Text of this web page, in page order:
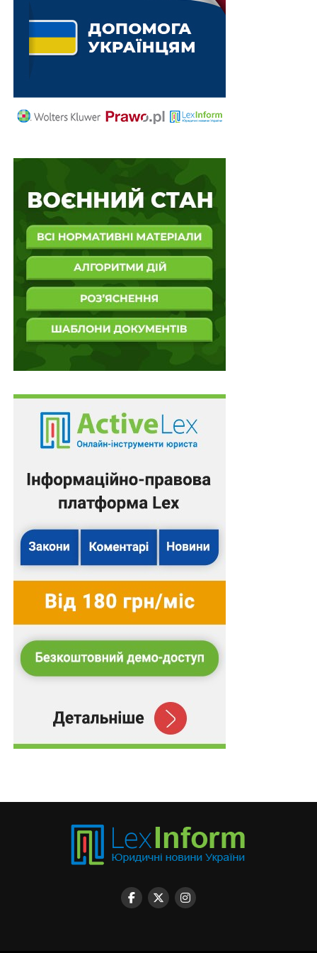
8) оборонні послуги країнам – союзникам України у
визначеному законодавством порядку.
вони не суперечать зовнішній та внутрішній політиці
України.
Читайте також збірникВоєнний стан. Всі
нормативні матеріали, алгоритми дій,
роз’яснення, корисні ресурси
Схожі статті:
900 млн грн гранту на оборонні розробки - не
лише резидентам
Посвідчення на повернення в Україну
оформлять народженим на тимчасово
Нацгвардія, Держприкордонслужба та
Нацполіція закуповуватимуть оборонні товари
через «DOT-Chain»
Марокко
Військовозобов’язаний громадянин України,
який народився в іншій державі та має іншу…
ПОВ'ЯЗАНІ ТЕМИ: FEATURED
ВЕРХОВНА РАДА УКРАЇНИ
МІЖНАРОДНА ОБОРОННА КОМПАНІЯ
Угоду про технічне та фінансове співробітництво
з Люксембургом ратифікують
НЕ ПРОПУСТІТЬ
Заяви для розрахунку квот з культивування
коноплі подаються до 10 травня